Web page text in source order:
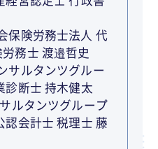
保険労務士法人 代
務士 渡邉哲史
サルタンツグルー
診断士 持木健太
ルタンツグループ
認会計士 税理士 藤